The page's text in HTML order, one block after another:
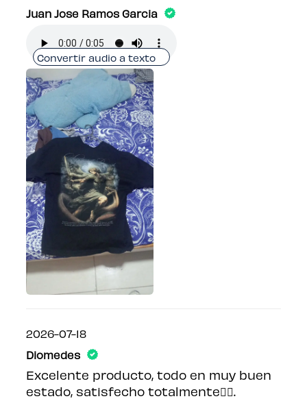
Juan Jose Ramos Garcia
Convertir audio a texto
2026-07-18
Diomedes
Excelente producto, todo en muy buen
estado, satisfecho totalmente👌🏽.